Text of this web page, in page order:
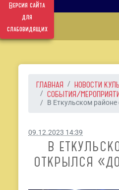
Версия сайта
для
слабовидящих
ГЛАВНАЯ
НОВОСТИ
СОБЫТИЯ/
В Еткульском районе
09.12.2023 14:39
В
ОТКРЫЛСЯ